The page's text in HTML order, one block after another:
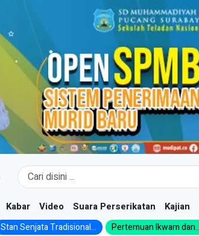
Kabar Video Suara Perserikatan Kajian
Stan Senjata Tradisional... Pertemuan Ikwam